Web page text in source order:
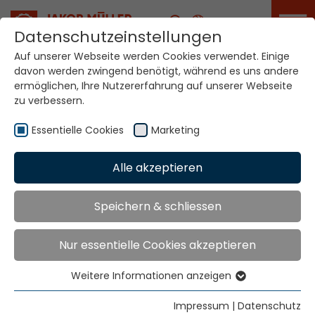
Karriere
Etikettenproduktionssysteme
Datenschutzeinstellungen
Auf unserer Webseite werden Cookies verwendet. Einige
davon werden zwingend benötigt, während es uns andere
ermöglichen, Ihre Nutzererfahrung auf unserer Webseite
zu verbessern.
Essentielle Cookies Marketing
Alle akzeptieren
Speichern & schliessen
Nur essentielle Cookies akzeptieren
Essentielle Cookies
Essentielle Cookies werden für grundlegende
Weitere Informationen anzeigen
Impressum | Datenschutz